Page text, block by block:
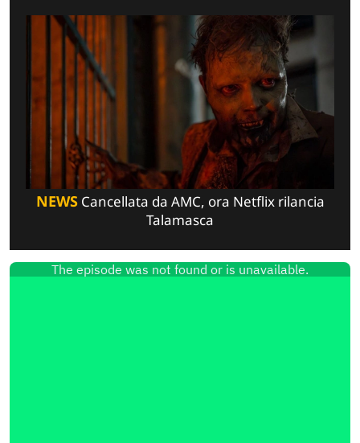
NEWSCancellata da AMC, ora Netflix rilancia
Talamasca